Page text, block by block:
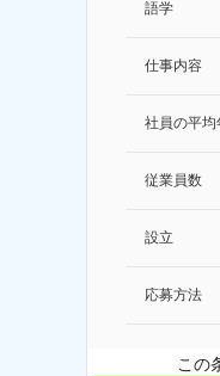
語学
仕事内容
社員の平均
従業員数
設立
応募方法
この